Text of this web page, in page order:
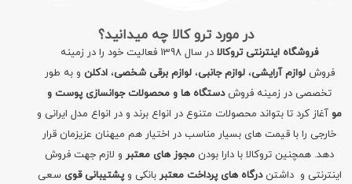
در مورد ترو کالا چه میدانید؟
فروشگاه اینترنتی تروکالا
در سال 1398 فعالیت خود را در زمینه
فروشلوازم آرایشی،لوازم جانبی،لوازم برقی شخصی،ادکلن و به طور
تخصصی در زمینه فروشدستگاه ها و محصولات جوانسازی پوست و
مو آغاز کرد تا بتواند محصولات متنوع در انواع برند و در انواع مدل ایرانی و
خارجی را با قیمت های بسیار مناسب در اختیار هم میهنان عزیزمان قرار
دهد. همچنین تروکالا با دارا بودن مجوز های معتبرو لازم جهت فروش
اینترنتی و داشتندرگاه های پرداخت معتبر بانکی وپشتیبانی قوی سعی